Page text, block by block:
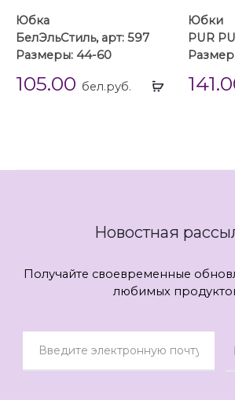
Выбрать
Юбка
БелЭльСтиль, арт: 597
Размеры: 44-60
105.00 бел.руб.
Юбки
PUR
Новостная
Получайте своевременные
любимых